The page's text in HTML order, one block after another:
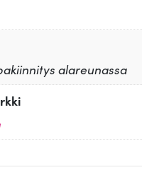
alareunassa